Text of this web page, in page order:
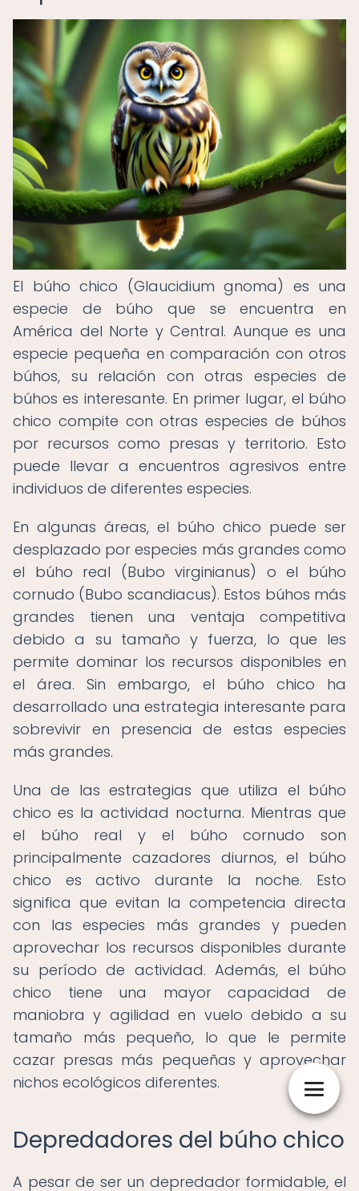
El búho chico (Glaucidium gnoma) es una
especie de búho que se encuentra en
América del Norte y Central. Aunque es una
especie pequeña en comparación con otros
búhos, su relación con otras especies de
búhos es interesante. En primer lugar, el búho
chico compite con otras especies de búhos
por recursos como presas y territorio. Esto
puede llevar a encuentros agresivos entre
individuos de diferentes especies.
En algunas áreas, el búho chico puede ser
desplazado por especies más grandes como
el búho real (Bubo virginianus) o el búho
cornudo (Bubo scandiacus). Estos búhos más
grandes tienen una ventaja competitiva
debido a su tamaño y fuerza, lo que les
permite dominar los recursos disponibles en
el área. Sin embargo, el búho chico ha
desarrollado una estrategia interesante para
sobrevivir en presencia de estas especies
más grandes.
Una de las estrategias que utiliza el búho
chico es la actividad nocturna. Mientras que
el búho real y el búho cornudo son
principalmente cazadores diurnos, el búho
chico es activo durante la noche. Esto
significa que evitan la competencia directa
con las especies más grandes y pueden
aprovechar los recursos disponibles durante
su período de actividad. Además, el búho
chico tiene una mayor capacidad de
maniobra y agilidad en vuelo debido a su
tamaño más pequeño, lo que le permite
cazar presas más pequeñas y aprovechar
nichos ecológicos diferentes.
Depredadores del búho chico
A pesar de ser un depredador formidable, el